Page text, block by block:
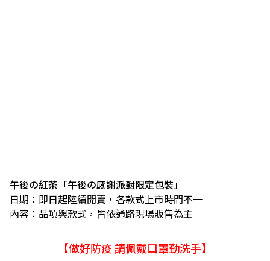
午後の紅茶「午後の感謝派對限定包裝」
日期：即日起陸續開賣，各款式上市時間不一
內容：品項與款式，皆依通路現場販售為主
【做好防疫 請佩戴口罩勤洗手】